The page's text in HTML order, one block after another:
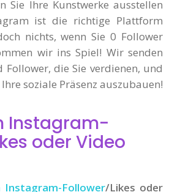
Sie Ihre Kunstwerke ausstellen
ist die richtige Plattform
nichts, wenn Sie 0 Follower
wir ins Spiel! Wir senden
Follower, die Sie verdienen, und
soziale Präsenz auszubauen!
Instagram-
oder Video
Instagram-Follower/Likes oder